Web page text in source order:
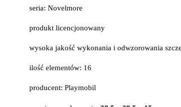
seria: Novelmore
produkt licencjonowany
wysoka jakość wykonania i odwzorowania
ilość elementów: 16
producent: Playmobil